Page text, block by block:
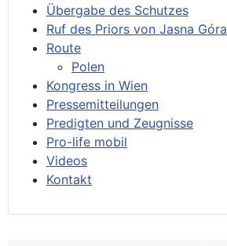
Übergabe des Schutzes
Ruf des Priors von Jasna Góra
Route
Polen
Kongress in Wien
Pressemitteilungen
Predigten und Zeugnisse
Pro-life mobil
Videos
Kontakt